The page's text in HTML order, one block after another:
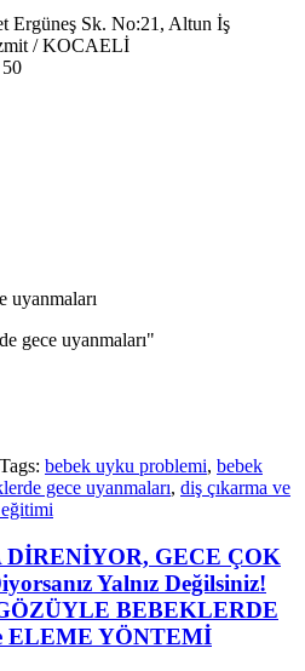
Ergüneş Sk. No:21, Altun İş
/ KOCAELİ
uyanmaları
gece uyanmaları"
Tags: bebek uyku problemi, bebek
gece uyanmaları, diş çıkarma ve
GECE ÇOK
Yalnız Değilsiniz!
BEBEKLERDE
ELEME YÖNTEMİ